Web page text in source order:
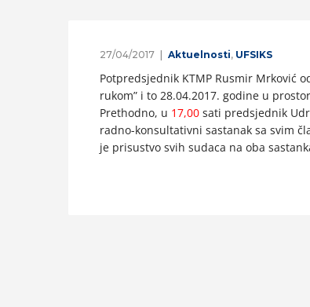
27/04/2017 Aktuelnosti, UFSIKS
Potpredsjednik KTMP Rusmir Mrković
rukom” i to 28.04.2017. godine u
Prethodno, u 17,00 sati predsjednik
radno-konsultativni sastanak sa svim
je prisustvo svih sudaca na oba